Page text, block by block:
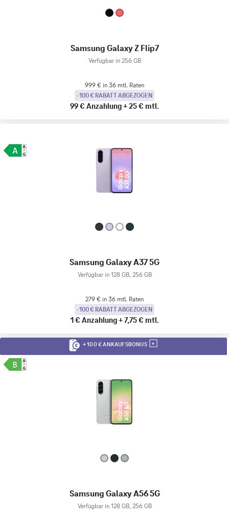
Samsung Galaxy Z Flip7
Verfügbar in 256 GB
999 € in 36 mtl. Raten
-100 € RABATT ABGEZOGEN
99 € Anzahlung+25 € mtl.
Samsung Galaxy A37 5G
Verfügbar in 128 GB, 256 GB
279 € in 36 mtl. Raten
-100 € RABATT ABGEZOGEN
1 € Anzahlung+7,75 € mtl.
+ 100 € ANKAUFSBONUS
Samsung Galaxy A56 5G
Verfügbar in 128 GB, 256 GB